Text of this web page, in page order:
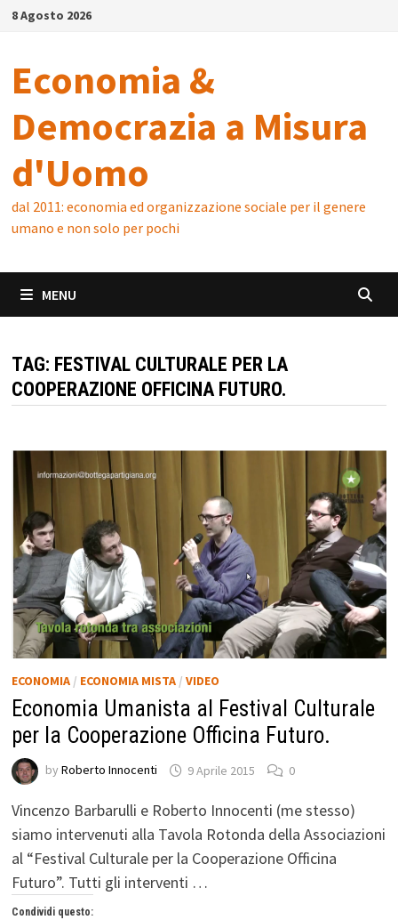
Skip8 Agosto 2026
Economia &
Democrazia a Misura
d'Uomo
dal 2011: economia ed organizzazione sociale per il genere
umano e non solo per pochi
MENU
TAG: FESTIVAL CULTURALE PER LA
COOPERAZIONE OFFICINA FUTURO.
ECONOMIA/ ECONOMIA MISTA/ VIDEO
Economia Umanista al Festival Culturale
per la Cooperazione Officina Futuro.
by Roberto Innocenti 9 Aprile 2015 0
Vincenzo Barbarulli e Roberto Innocenti (me stesso)
siamo intervenuti alla Tavola Rotonda della Associazioni
al “Festival Culturale per la Cooperazione Officina
Futuro”. Tutti gli interventi …
Condividi questo: